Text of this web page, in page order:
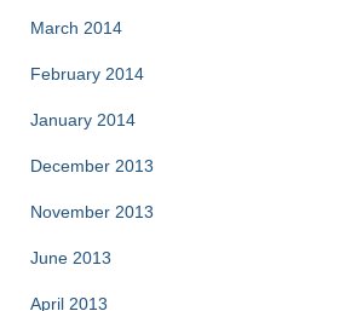
March 2014
February 2014
January 2014
December 2013
November 2013
June 2013
April 2013